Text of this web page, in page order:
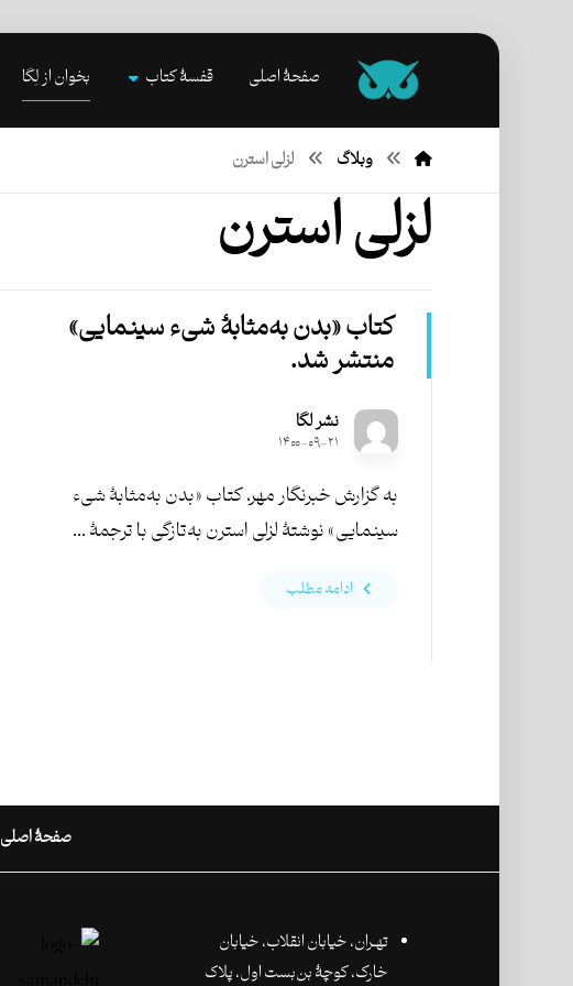
صفحۀ اصلی قفسۀ کتاب بخوان از لِگا
وبلاگ لزلی استرن
لزلی استرن
کتاب «بدن به‌مثابۀ شیء سینمایی»
منتشر شد.
نشر لگا
۱۴۰۰-۰۹-۲۱
به گزارش خبرنگار مهر، کتاب «بدن به‌مثابۀ شیء
سینمایی» نوشتۀ لزلی استرن به‌تازگی با ترجمۀ ...
ادامه مطلب
صفحۀ اصلی
تهـران،‌ خیابان انقلاب، خیابان
خارک، کوچۀ بن‌بست اول، پلاک